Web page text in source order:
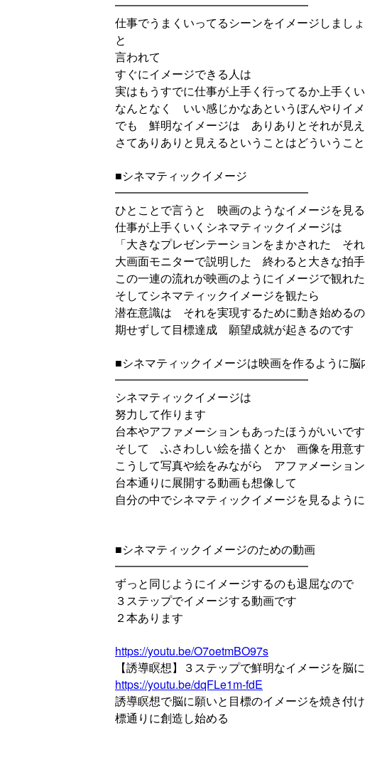
━━━━━━━━━━━━━━━━━
仕事でうまくいってるシーンをイメージしまし
と
言われて
すぐにイメージできる人は
実はもうすでに仕事が上手く行ってるか上手く
なんとなく いい感じかなあというぼんやりイ
でも 鮮明なイメージは ありありとそれが見
さてありありと見えるということはどういうこ
■シネマティックイメージ
━━━━━━━━━━━━━━━━━
ひとことで言うと 映画のようなイメージを見
仕事が上手くいくシネマティックイメージは
「大きなプレゼンテーションをまかされた そ
大画面モニターで説明した 終わると大きな拍手
この一連の流れが映画のようにイメージで観れ
そしてシネマティックイメージを観たら
潜在意識は それを実現するために動き始める
期せずして目標達成 願望成就が起きるのです
■シネマティックイメージは映画を作るように脳
━━━━━━━━━━━━━━━━━
シネマティックイメージは
努力して作ります
台本やアファメーションもあったほうがいいです
そして ふさわしい絵を描くとか 画像を用意す
こうして写真や絵をみながら アファメーション
台本通りに展開する動画も想像して
自分の中でシネマティックイメージを見るよう
■シネマティックイメージのための動画
━━━━━━━━━━━━━━━━━
ずっと同じようにイメージするのも退屈なので
３ステップでイメージする動画です
２本あります
https://youtu.be/O7oetmBO97s
【誘導瞑想】３ステップで鮮明なイメージを脳
https://youtu.be/dqFLe1m-fdE
誘導瞑想で脳に願いと目標のイメージを焼き付
標通りに創造し始める